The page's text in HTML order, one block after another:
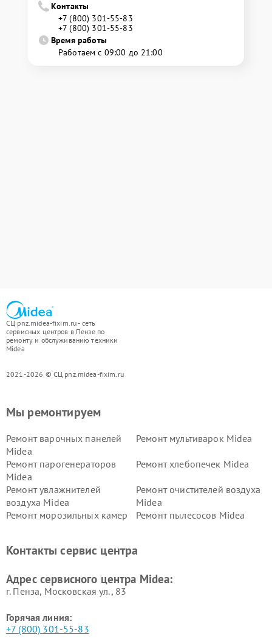
Контакты
+7 (800) 301-55-83
+7 (800) 301-55-83
Время работы
Работаем с 09:00 до 21:00
СЦ pnz.midea-fixim.ru - сеть
сервисных центров в Пензе по
ремонту и обслуживанию техники
Midea
2021-2026 © СЦ pnz.midea-fixim.ru
Мы ремонтируем
Ремонт варочных панелей
Midea
Ремонт мультиварок Midea
Ремонт парогенераторов
Midea
Ремонт хлебопечек Midea
Ремонт увлажнителей
воздуха Midea
Ремонт очистителей воздуха
Midea
Ремонт морозильных камер
Ремонт пылесосов Midea
пылесосов Midea
Midea
Контакты сервис центра
Адрес сервисного центра Midea:
г. Пенза, Московская ул., 83
Горячая линия:
+7 (800) 301-55-83